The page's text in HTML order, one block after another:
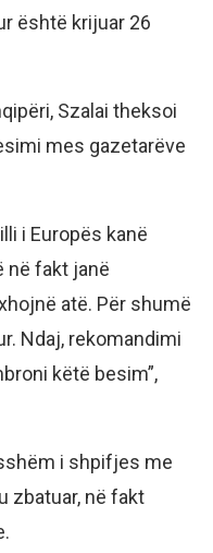
është krijuar 26
Szalai theksoi
mes gazetarëve
i Europës kanë
në fakt janë
atë. Për shumë
Ndaj, rekomandimi
këtë besim”,
i shpifjes me
zbatuar, në fakt